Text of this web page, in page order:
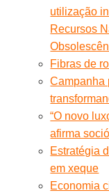
utilização
Recursos
Fibras de
Campanha
“O novo
afirma
Estratégia
em xeque
Economia